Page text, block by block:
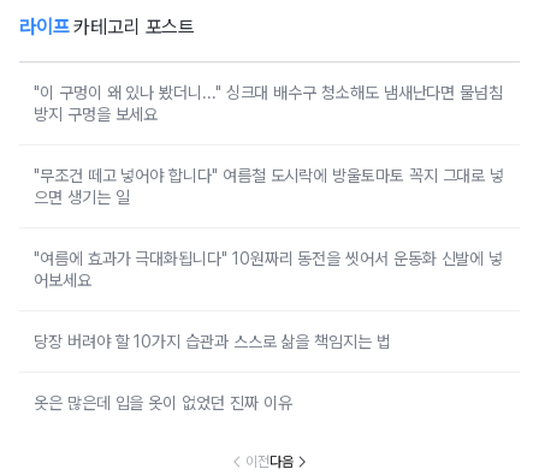
라이프카테고리 포스트
"이 구멍이 왜 있나 봤더니..." 싱크대 배수구 청소해도 냄새난다면 물넘침
방지 구멍을 보세요
"무조건 떼고 넣어야 합니다" 여름철 도시락에 방울토마토 꼭지 그대로 넣
으면 생기는 일
"여름에 효과가 극대화됩니다" 10원짜리 동전을 씻어서 운동화 신발에 넣
어보세요
당장 버려야 할 10가지 습관과 스스로 삶을 책임지는 법
옷은 많은데 입을 옷이 없었던 진짜 이유
이전다음